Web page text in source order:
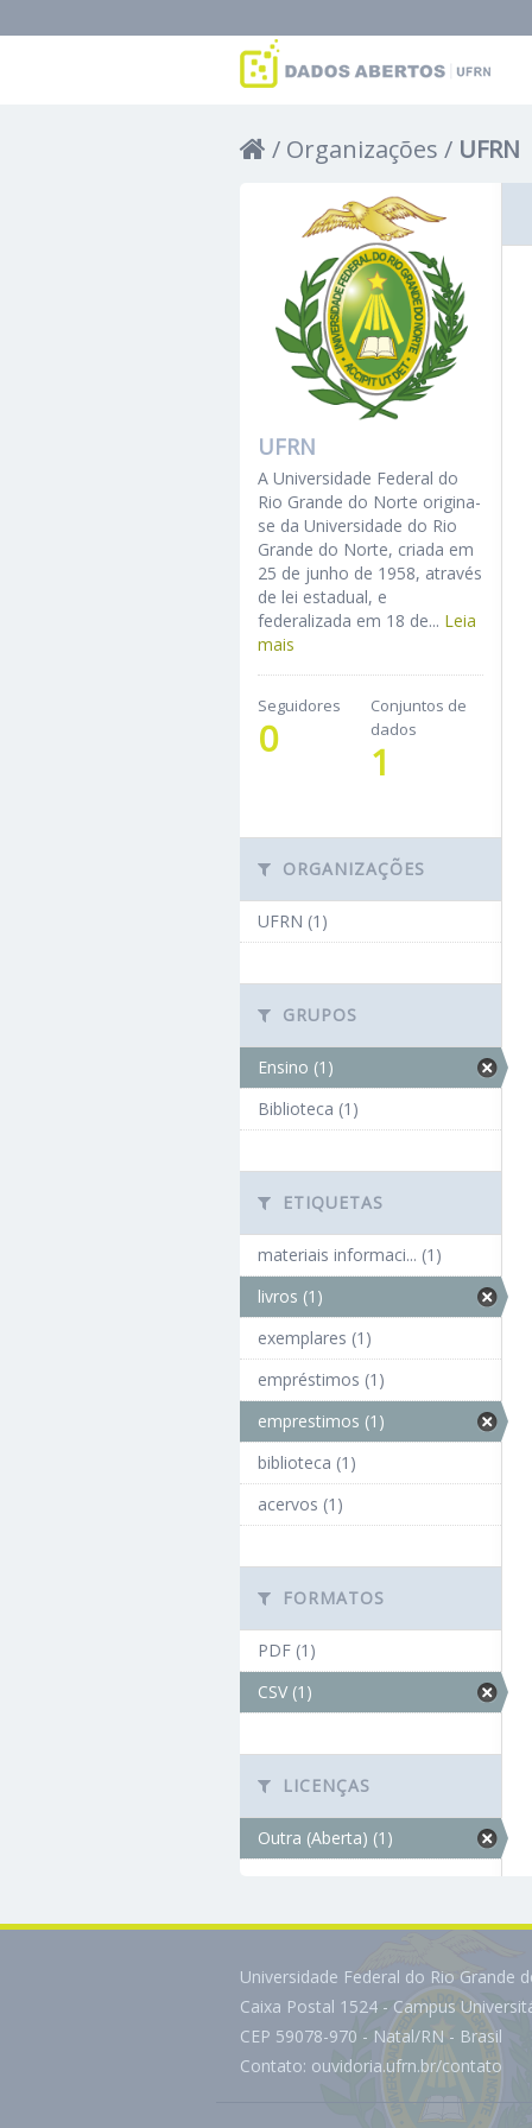
Organizações UFRN
UFRN
A Universidade Federal do
Rio Grande do Norte origina-
se da Universidade do Rio
Grande do Norte, criada em
25 de junho de 1958, através
de lei estadual, e
federalizada em 18 de... Leia
mais
Seguidores
0
Conjuntos de
dados
1
ORGANIZAÇÕES
UFRN (1)
GRUPOS
Ensino (1)
Biblioteca (1)
ETIQUETAS
materiais informaci... (1)
livros (1)
exemplares (1)
empréstimos (1)
emprestimos (1)
biblioteca (1)
acervos (1)
FORMATOS
PDF (1)
CSV (1)
LICENÇAS
Outra (Aberta) (1)
Universidade Federal do Rio Grande
Caixa Postal 1524 - Campus
CEP 59078-970 - Natal/RN - Brasil
Contato: ouvidoria.ufrn.br/contato